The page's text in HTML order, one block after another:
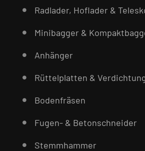
Radlader, Hoflader &
Minibagger &
Anhänger
Rüttelplatten &
Bodenfräsen
Fugen- & Betonschneider
Stemmhammer